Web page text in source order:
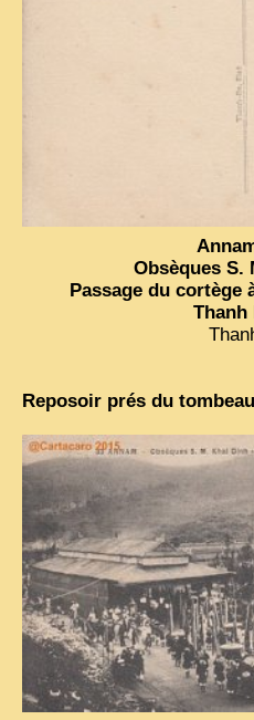
Obsèques S.
Passage du cortège
Thanh
Reposoir prés du